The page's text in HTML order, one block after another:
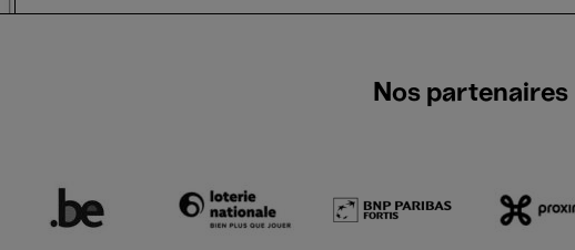
Nos partenaires